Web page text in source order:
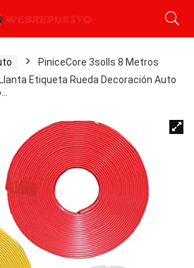
PiniceCore 3solls 8 Metros
Etiqueta Rueda Decoración Auto